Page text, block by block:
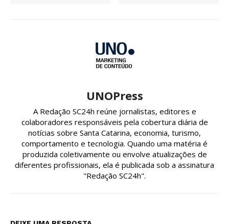
UNOPress
A Redação SC24h reúne jornalistas, editores e
colaboradores responsáveis pela cobertura diária de
notícias sobre Santa Catarina, economia, turismo,
comportamento e tecnologia. Quando uma matéria é
produzida coletivamente ou envolve atualizações de
diferentes profissionais, ela é publicada sob a assinatura
"Redação SC24h".